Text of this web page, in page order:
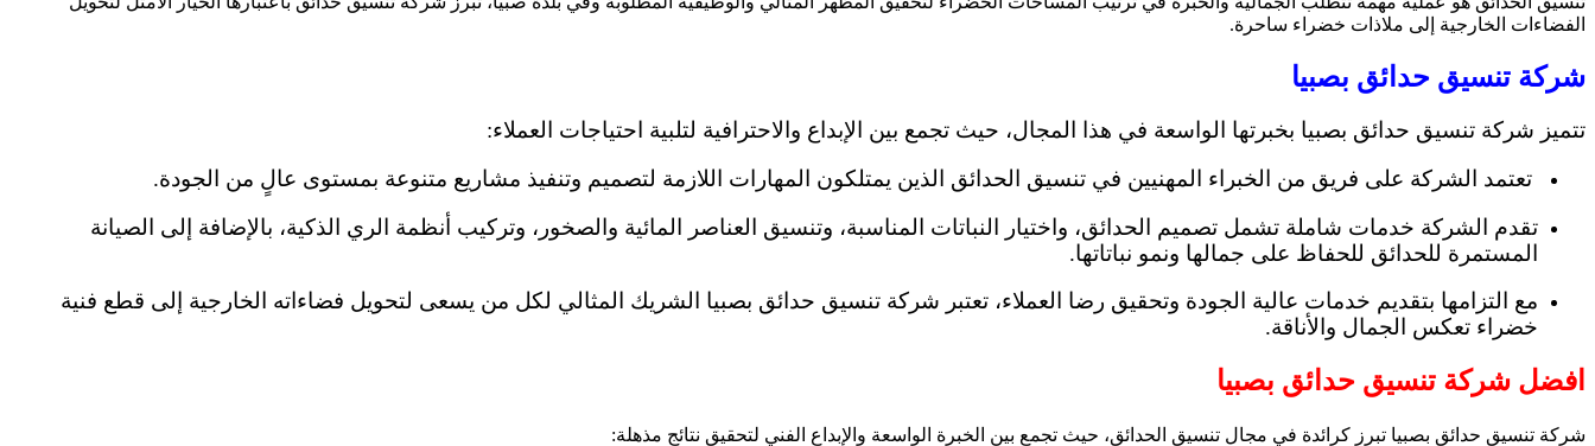
الفضاءات الخارجية إلى ملاذات خضراء ساحرة.
شركة تنسيق حدائق بصبيا
تتميز شركة تنسيق حدائق بصبيا بخبرتها الواسعة في هذا المجال، حيث تجمع بين الإبداع والاحترافية لتلبية احتياجات العملاء:
تعتمد الشركة على فريق من الخبراء المهنيين في تنسيق الحدائق الذين يمتلكون المهارات اللازمة لتصميم وتنفيذ مشاريع متنوعة بمستوى عالٍ من الجودة.
تقدم الشركة خدمات شاملة تشمل تصميم الحدائق، واختيار النباتات المناسبة، وتنسيق العناصر المائية والصخور، وتركيب أنظمة الري الذكية، بالإضافة إلى الصيانة
المستمرة للحدائق للحفاظ على جمالها ونمو نباتاتها.
مع التزامها بتقديم خدمات عالية الجودة وتحقيق رضا العملاء، تعتبر شركة تنسيق حدائق بصبيا الشريك المثالي لكل من يسعى لتحويل فضاءاته الخارجية إلى قطع فنية
خضراء تعكس الجمال والأناقة.
افضل شركة تنسيق حدائق بصبيا
شركة تنسيق حدائق بصبيا تبرز كرائدة في مجال تنسيق الحدائق، حيث تجمع بين الخبرة الواسعة والإبداع الفني لتحقيق نتائج مذهلة: